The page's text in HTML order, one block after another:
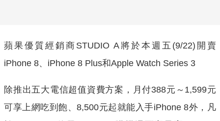
蘋果優質經銷商STUDIO A將於本週五(9/22)開賣
iPhone 8、iPhone 8 Plus和Apple Watch Series 3
除推出五大電信超值資費方案，月付388元～1,599元
可享上網吃到飽、8,500元起就能入手iPhone 8外，凡